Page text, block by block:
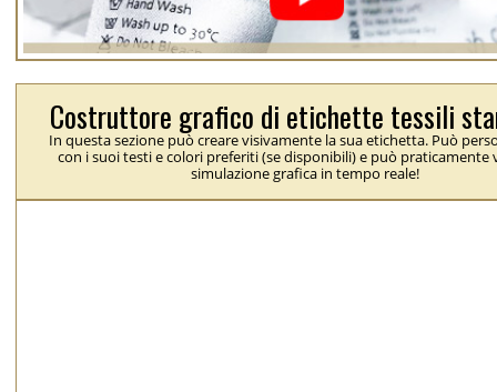
Costruttore grafico di etichette tessili
In questa sezione può creare visivamente la sua etichetta. Può
con i suoi testi e colori preferiti (se disponibili) e può praticamente
simulazione grafica in tempo reale!